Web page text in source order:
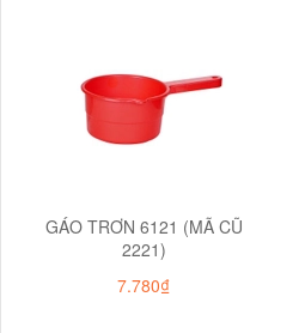
GÁO TRƠN 6121 (MÃ CŨ
2221)
7.780₫